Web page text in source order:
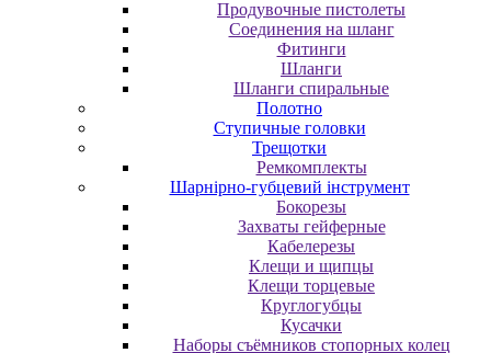
Продувочные пистолеты
Соединения на шланг
Фитинги
Шланги
Шланги спиральные
Полотно
Ступичные головки
Трещотки
Ремкомплекты
Шарнірно-губцевий інструмент
Бокорезы
Захваты гейферные
Кабелерезы
Клещи и щипцы
Клещи торцевые
Круглогубцы
Кусачки
Наборы съёмников стопорных колец